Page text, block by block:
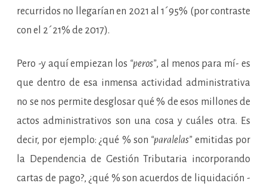
recurridos no llegarían en 2021 al 1´95% (por contraste
con el 2´21% de 2017).
Pero -y aquí empiezan los “peros”, al menos para mí- es
que dentro de esa inmensa actividad administrativa
no se nos permite desglosar qué % de esos millones de
actos administrativos son una cosa y cuáles otra. Es
decir, por ejemplo: ¿qué % son “paralelas”emitidas por
la Dependencia de Gestión Tributaria incorporando
cartas de pago?, ¿qué % son acuerdos de liquidación -